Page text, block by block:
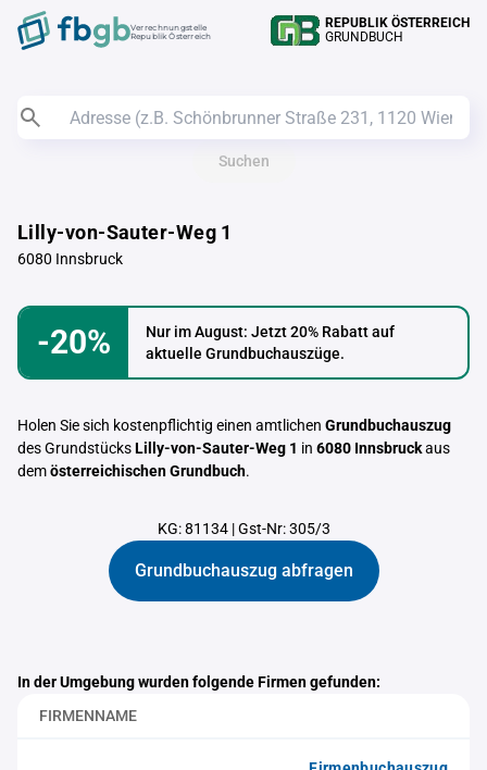
Verrechnungstelle
Republik Österreich
REPUBLIK ÖSTERREICH
GRUNDBUCH
Suchen
Lilly-von-Sauter-Weg 1
6080 Innsbruck
-20%
Nur im August: Jetzt 20% Rabatt auf
aktuelle Grundbuchauszüge.
Holen Sie sich kostenpflichtig einen amtlichen Grundbuchauszug
des GrundstücksLilly-von-Sauter-Weg 1 in 6080 Innsbruckaus
demösterreichischen Grundbuch.
KG: 81134|Gst-Nr: 305/3
Grundbuchauszug abfragen
In der Umgebung wurden folgende Firmen gefunden:
FIRMENNAME